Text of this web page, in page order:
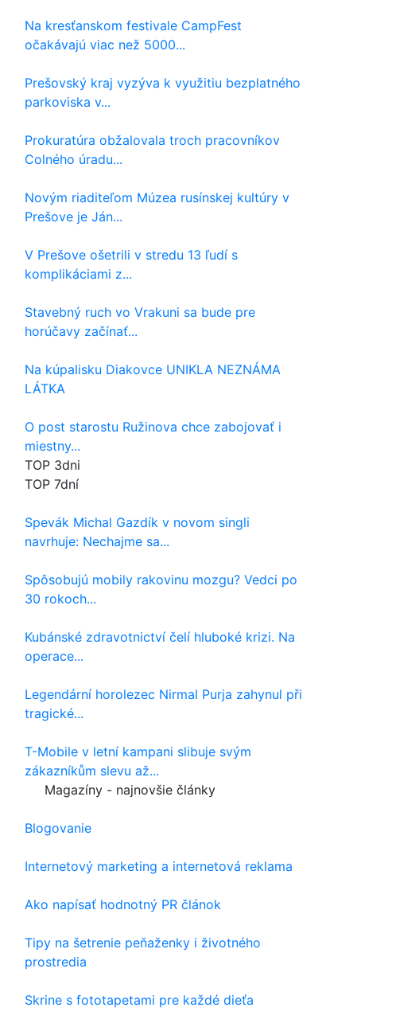
Na kresťanskom festivale CampFest
očakávajú viac než 5000...
Prešovský kraj vyzýva k využitiu bezplatného
parkoviska v...
Prokuratúra obžalovala troch pracovníkov
Colného úradu...
Novým riaditeľom Múzea rusínskej kultúry v
Prešove je Ján...
V Prešove ošetrili v stredu 13 ľudí s
komplikáciami z...
Stavebný ruch vo Vrakuni sa bude pre
horúčavy začínať...
Na kúpalisku Diakovce UNIKLA NEZNÁMA
LÁTKA
O post starostu Ružinova chce zabojovať i
miestny...
TOP 3dni
TOP 7dní
Spevák Michal Gazdík v novom singli
navrhuje: Nechajme sa...
Spôsobujú mobily rakovinu mozgu? Vedci po
30 rokoch...
Kubánské zdravotnictví čelí hluboké krizi. Na
operace...
Legendární horolezec Nirmal Purja zahynul při
tragické...
T-Mobile v letní kampani slibuje svým
zákazníkům slevu až...
Magazíny - najnovšie články
Blogovanie
Internetový marketing a internetová reklama
Ako napísať hodnotný PR článok
Tipy na šetrenie peňaženky i životného
prostredia
Skrine s fototapetami pre každé dieťa